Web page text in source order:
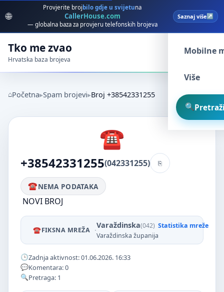
🌐
Provjerite broj bilo gdje u svijetuna
CallerHouse.com
— globalna baza za provjeru telefonskih brojeva
Saznaj više
Tko me zvao
Hrvatska baza brojeva
Spam
Mobilne
Više
Početna Spam brojevi Broj +38542331255
+38542331255(042331255)
NEMA PODATAKA
NOVI BROJ
FIKSNA MREŽA ·Varaždinska(042) Statistika mreže
Varaždinska županija
Zadnja aktivnost: 01.06.2026. 16:33
Komentara: 0
Pretraga: 1